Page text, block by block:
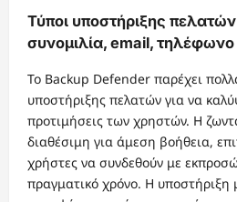
Τύποι υποστήριξης
συνομιλία, email, τηλέφωνο
Το Backup Defender παρέχει
υποστήριξης πελατών για να
προτιμήσεις των χρηστών. Η
διαθέσιμη για άμεση βοήθεια,
χρήστες να συνδεθούν με
πραγματικό χρόνο. Η